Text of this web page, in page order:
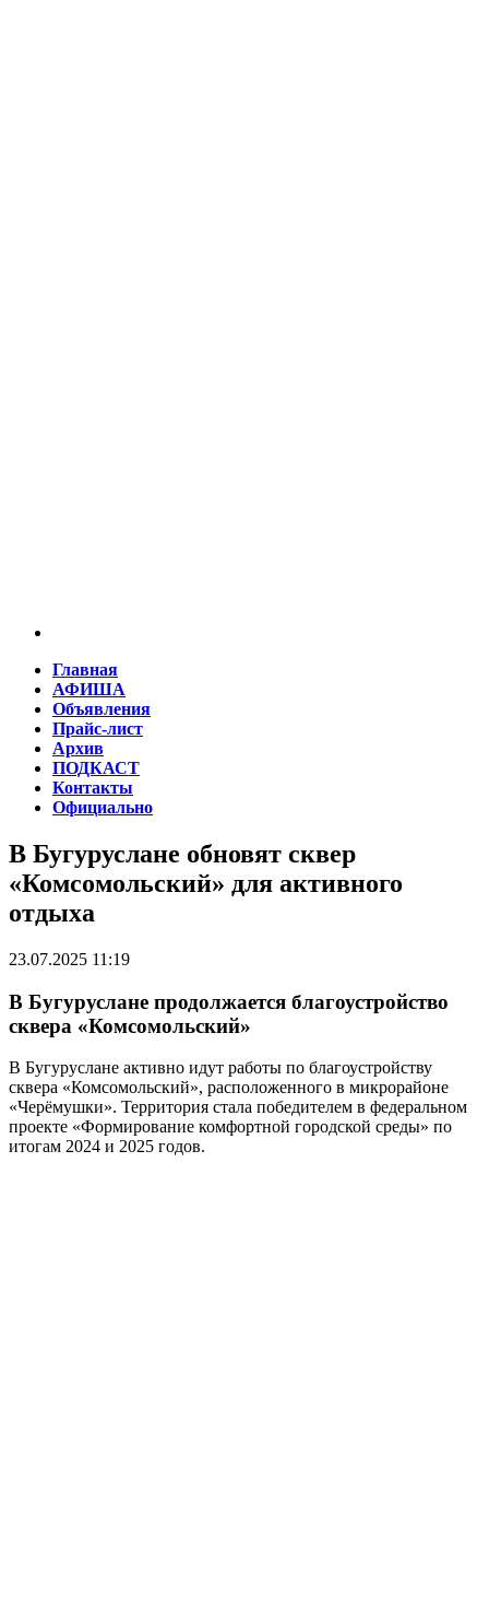
Главная
АФИША
Объявления
Прайс-лист
Архив
ПОДКАСТ
Контакты
Официально
В Бугуруслане обновят сквер
«Комсомольский» для активного
отдыха
23.07.2025 11:19
В Бугуруслане продолжается благоустройство
сквера «Комсомольский»
В Бугуруслане активно идут работы по благоустройству
сквера «Комсомольский», расположенного в микрорайоне
«Черёмушки». Территория стала победителем в федеральном
проекте «Формирование комфортной городской среды» по
итогам 2024 и 2025 годов.